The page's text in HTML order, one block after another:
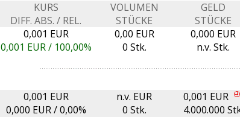
KURS
DIFF. ABS. / REL.
VOLUMEN
STÜCKE
GELD
STÜCKE
0,001 EUR
0,001 EUR / 100,00%
0,00 EUR
0 Stk.
0,000 EUR
n.v. Stk.
0,001 EUR
0,000 EUR /0,00%
n.v. EUR
0 Stk.
0,001 EUR
4.000.000